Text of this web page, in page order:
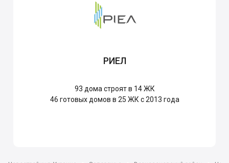
РИЕЛ
93 дома строят в 14 ЖК
46 готовых домов в 25 ЖК с 2013 года